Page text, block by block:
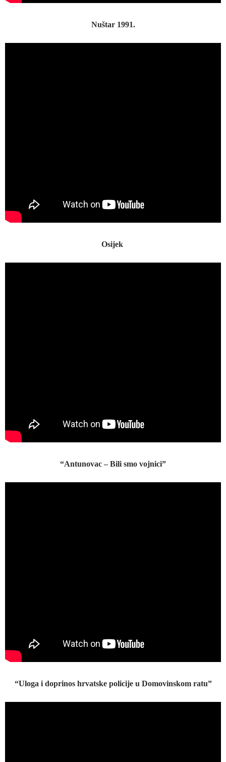
Nuštar 1991.
Osijek
“Antunovac – Bili smo vojnici”
“Uloga i doprinos hrvatske policije u Domovinskom ratu”